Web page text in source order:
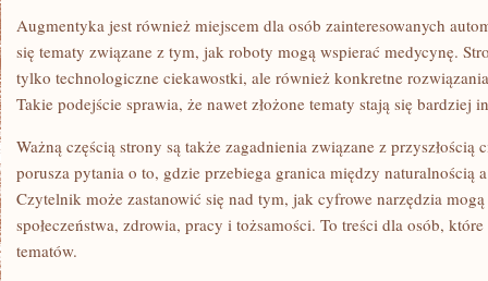
Augmentyka jest również miejscem dla osób zainteresowanych
się tematy związane z tym, jak roboty mogą wspierać medycynę.
tylko technologiczne ciekawostki, ale również konkretne
Takie podejście sprawia, że nawet złożone tematy stają się bardziej
Ważną częścią strony są także zagadnienia związane z przyszłością
porusza pytania o to, gdzie przebiega granica między naturalnością
Czytelnik może zastanowić się nad tym, jak cyfrowe narzędzia mogą
społeczeństwa, zdrowia, pracy i tożsamości. To treści dla osób,
tematów.